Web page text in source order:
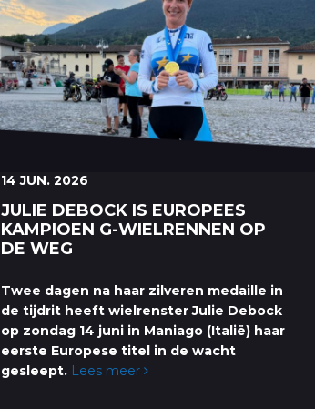
14 JUN. 2026
JULIE DEBOCK IS EUROPEES
KAMPIOEN G-WIELRENNEN OP
DE WEG
Twee dagen na haar zilveren medaille in
de tijdrit heeft wielrenster Julie Debock
op zondag 14 juni in Maniago (Italië) haar
eerste Europese titel in de wacht
gesleept. Lees meer